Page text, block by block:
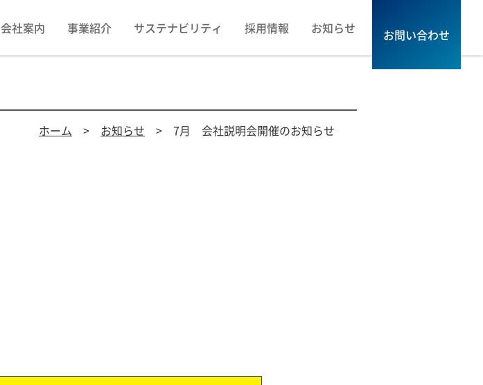
会社案内 事業紹介 サステナビリティ 採用情報 お知らせ お問い合わせ
ホーム > お知らせ > 7月 会社説明会開催のお知らせ